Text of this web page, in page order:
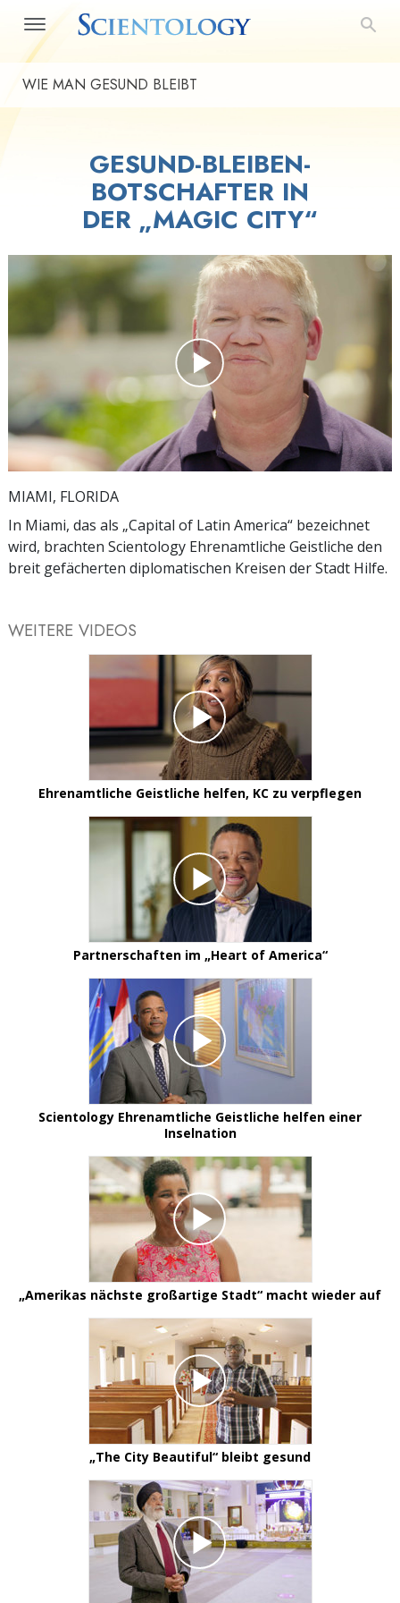
WIE MAN GESUND BLEIBT
GESUND-BLEIBEN-
BOTSCHAFTER IN
DER „MAGIC CITY“
Play
Video
MIAMI, FLORIDA
In Miami, das als „Capital of Latin America“ bezeichnet
wird, brachten Scientology Ehrenamtliche Geistliche den
breit gefächerten diplomatischen Kreisen der Stadt Hilfe.
WEITERE VIDEOS
Ehrenamtliche Geistliche helfen, KC zu verpflegen
Partnerschaften im „Heart of America“
Scientology Ehrenamtliche Geistliche helfen einer
Inselnation
„Amerikas nächste großartige Stadt“ macht wieder auf
„The City Beautiful“ bleibt gesund